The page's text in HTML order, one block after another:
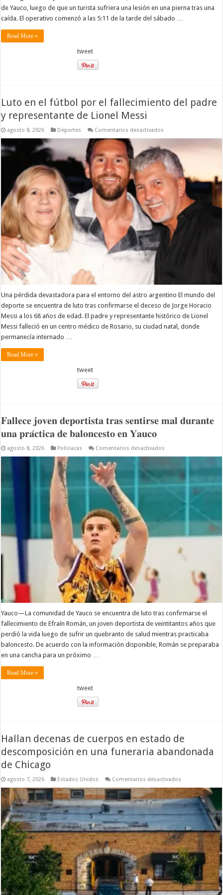
de Yauco, luego de que un turista sufriera una lesión en una pierna tras una
caída. El operativo comenzó a las 5:11 de la tarde del sábado …
Read More »
tweet
Luto en el fútbol por el fallecimiento del padre
y representante de Lionel Messi
agosto 8, 2026 Deportes Comentarios desactivados
el
fútbol
por
el
fallecimiento
del
padre
y
representante
de
Lionel
Messi
Una pérdida devastadora para el entorno del astro argentino El mundo del
deporte se encuentra de luto tras confirmarse el deceso de Jorge Horacio
Messi a los 68 años de edad. El padre y representante histórico de Lionel
Messi falleció en un centro médico de Rosario, su ciudad natal, donde
permanecía internado …
Read More »
tweet
𝐅𝐚𝐥𝐥𝐞𝐜𝐞 𝐣𝐨𝐯𝐞𝐧 𝐝𝐞𝐩𝐨𝐫𝐭𝐢𝐬𝐭𝐚 𝐭𝐫𝐚𝐬 𝐬𝐞𝐧𝐭𝐢𝐫𝐬𝐞 𝐦𝐚𝐥 𝐝𝐮𝐫𝐚𝐧𝐭𝐞
𝐮𝐧𝐚 𝐩𝐫𝐚́𝐜𝐭𝐢𝐜𝐚 𝐝𝐞 𝐛𝐚𝐥𝐨𝐧𝐜𝐞𝐬𝐭𝐨 𝐞𝐧 𝐘𝐚𝐮𝐜𝐨
agosto 8, 2026 Policiacas Comentarios desactivados
𝐬𝐞𝐧𝐭𝐢𝐫𝐬𝐞
𝐦𝐚𝐥
𝐝𝐮𝐫𝐚𝐧𝐭𝐞
𝐩𝐫𝐚́𝐜𝐭𝐢𝐜𝐚
Yauco—La comunidad de Yauco se encuentra de luto tras confirmarse el
fallecimiento de Efraín Román, un joven deportista de veintitantos años que
perdió la vida luego de sufrir un quebranto de salud mientras practicaba
baloncesto. De acuerdo con la información disponible, Román se preparaba
en una cancha para un próximo …
Read More »
tweet
Hallan decenas de cuerpos en estado de
descomposición en una funeraria abandonada
de Chicago
agosto 7, 2026 Estados Unidos Comentarios desactivados
decenas
de
cuerpos
estado
en
una
funeraria
abandonada
de
Chicago